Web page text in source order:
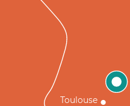
Toulouse